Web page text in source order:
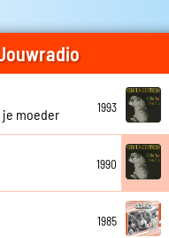
je moeder
1993
1990
1985